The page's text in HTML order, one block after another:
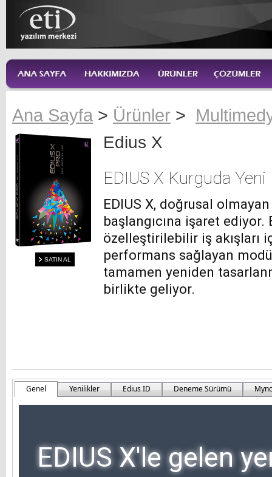
Ana Sayfa > Ürünler >
SATIN AL
Edius X
EDIUS X Kurguda Yeni
EDIUS X, doğrusal
başlangıcına işaret ediyor.
özelleştirilebilir iş akışları
performans sağlayan
tamamen yeniden
birlikte geliyor.
Genel Yenilikler Edius ID Deneme Sürümü Mync
EDIUS X'le gelen